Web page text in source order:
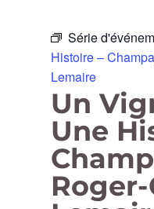
Série
Histoire –
Lemaire
Un
Une